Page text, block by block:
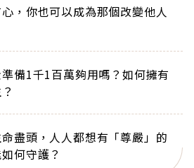
，你也可以成為那個改變他人
備1千1百萬夠用嗎？如何擁有
盡頭，人人都想有「尊嚴」的
何守護？